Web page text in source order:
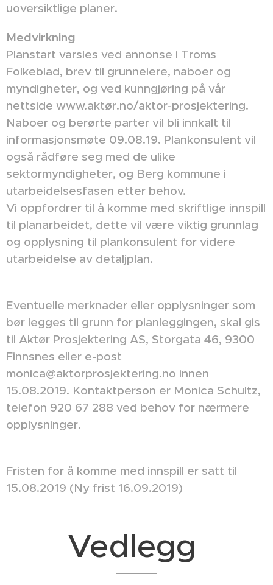
uoversiktlige planer.
Medvirkning
Planstart varsles ved annonse i Troms
Folkeblad, brev til grunneiere, naboer og
myndigheter, og ved kunngjøring på vår
nettside www.aktør.no/aktor-prosjektering.
Naboer og berørte parter vil bli innkalt til
informasjonsmøte 09.08.19. Plankonsulent vil
også rådføre seg med de ulike
sektormyndigheter, og Berg kommune i
utarbeidelsesfasen etter behov.
Vi oppfordrer til å komme med skriftlige innspill
til planarbeidet, dette vil være viktig grunnlag
og opplysning til plankonsulent for videre
utarbeidelse av detaljplan.
Eventuelle merknader eller opplysninger som
bør legges til grunn for planleggingen, skal gis
til Aktør Prosjektering AS, Storgata 46, 9300
Finnsnes eller e-post
monica@aktorprosjektering.no innen
15.08.2019. Kontaktperson er Monica Schultz,
telefon 920 67 288 ved behov for nærmere
opplysninger.
Fristen for å komme med innspill er satt til
15.08.2019 (Ny frist 16.09.2019)
Vedlegg